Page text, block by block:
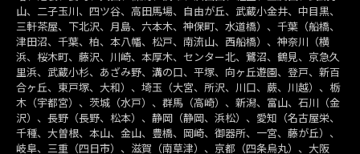
山、二子玉川、四ツ谷、高田馬場、自由が丘、武蔵小金井、中目黒、
三軒茶屋、下北沢、月島、六本木、神保町、水道橋）、千葉（船橋、
津田沼、千葉、柏、本八幡、松戸、南流山、西船橋）、神奈川（横
浜、桜木町、藤沢、川崎、本厚木、センター北、鷺沼、鶴見、京急久
里浜、武蔵小杉、あざみ野、溝の口、平塚、向ヶ丘遊園、登戸、新百
合ヶ丘、東戸塚、大和）、埼玉（大宮、所沢、川口、蕨、川越）、栃
木（宇都宮）、茨城（水戸）、群馬（高崎）、新潟、富山、石川（金
沢）、長野（長野、松本）、静岡（静岡、浜松）、愛知（名古屋栄、
千種、大曽根、本山、金山、豊橋、岡崎、御器所、一宮、藤が丘）、
岐阜、三重（四日市）、滋賀（南草津）、京都（四条烏丸）、大阪